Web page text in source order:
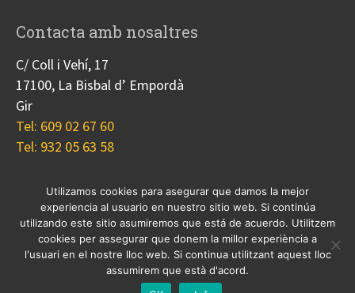
Contacta amb nosaltres
C/ Coll i Vehí, 17
17100, La Bisbal d’ Empordà
Gir
Tel: 609 02 67 60
Tel: 932 05 63 58
Nosotros Proyectos Blog
Contacto
Cookies
© 2017 Copyright, diseñoGuia33 SL, grupo
Utilizamos cookies para asegurar que damos la mejor
experiencia al usuario en nuestro sitio web. Si continúa
utilizando este sitio asumiremos que está de acuerdo. Utilitzem
cookies per assegurar que donem la millor experiència a
l'usuari en el nostre lloc web. Si continua utilitzant aquest lloc
assumirem que està d'acord.